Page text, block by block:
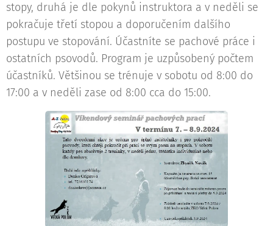
stopy, druhá je dle pokynů instruktora a v neděli se
pokračuje třetí stopou a doporučením dalšího
postupu ve stopování. Účastníte se pachové práce i
ostatních psovodů. Program je uzpůsobený počtem
účastníků. Většinou se trénuje v sobotu od 8:00 do
17:00 a v neděli zase od 8:00 cca do 15:00.